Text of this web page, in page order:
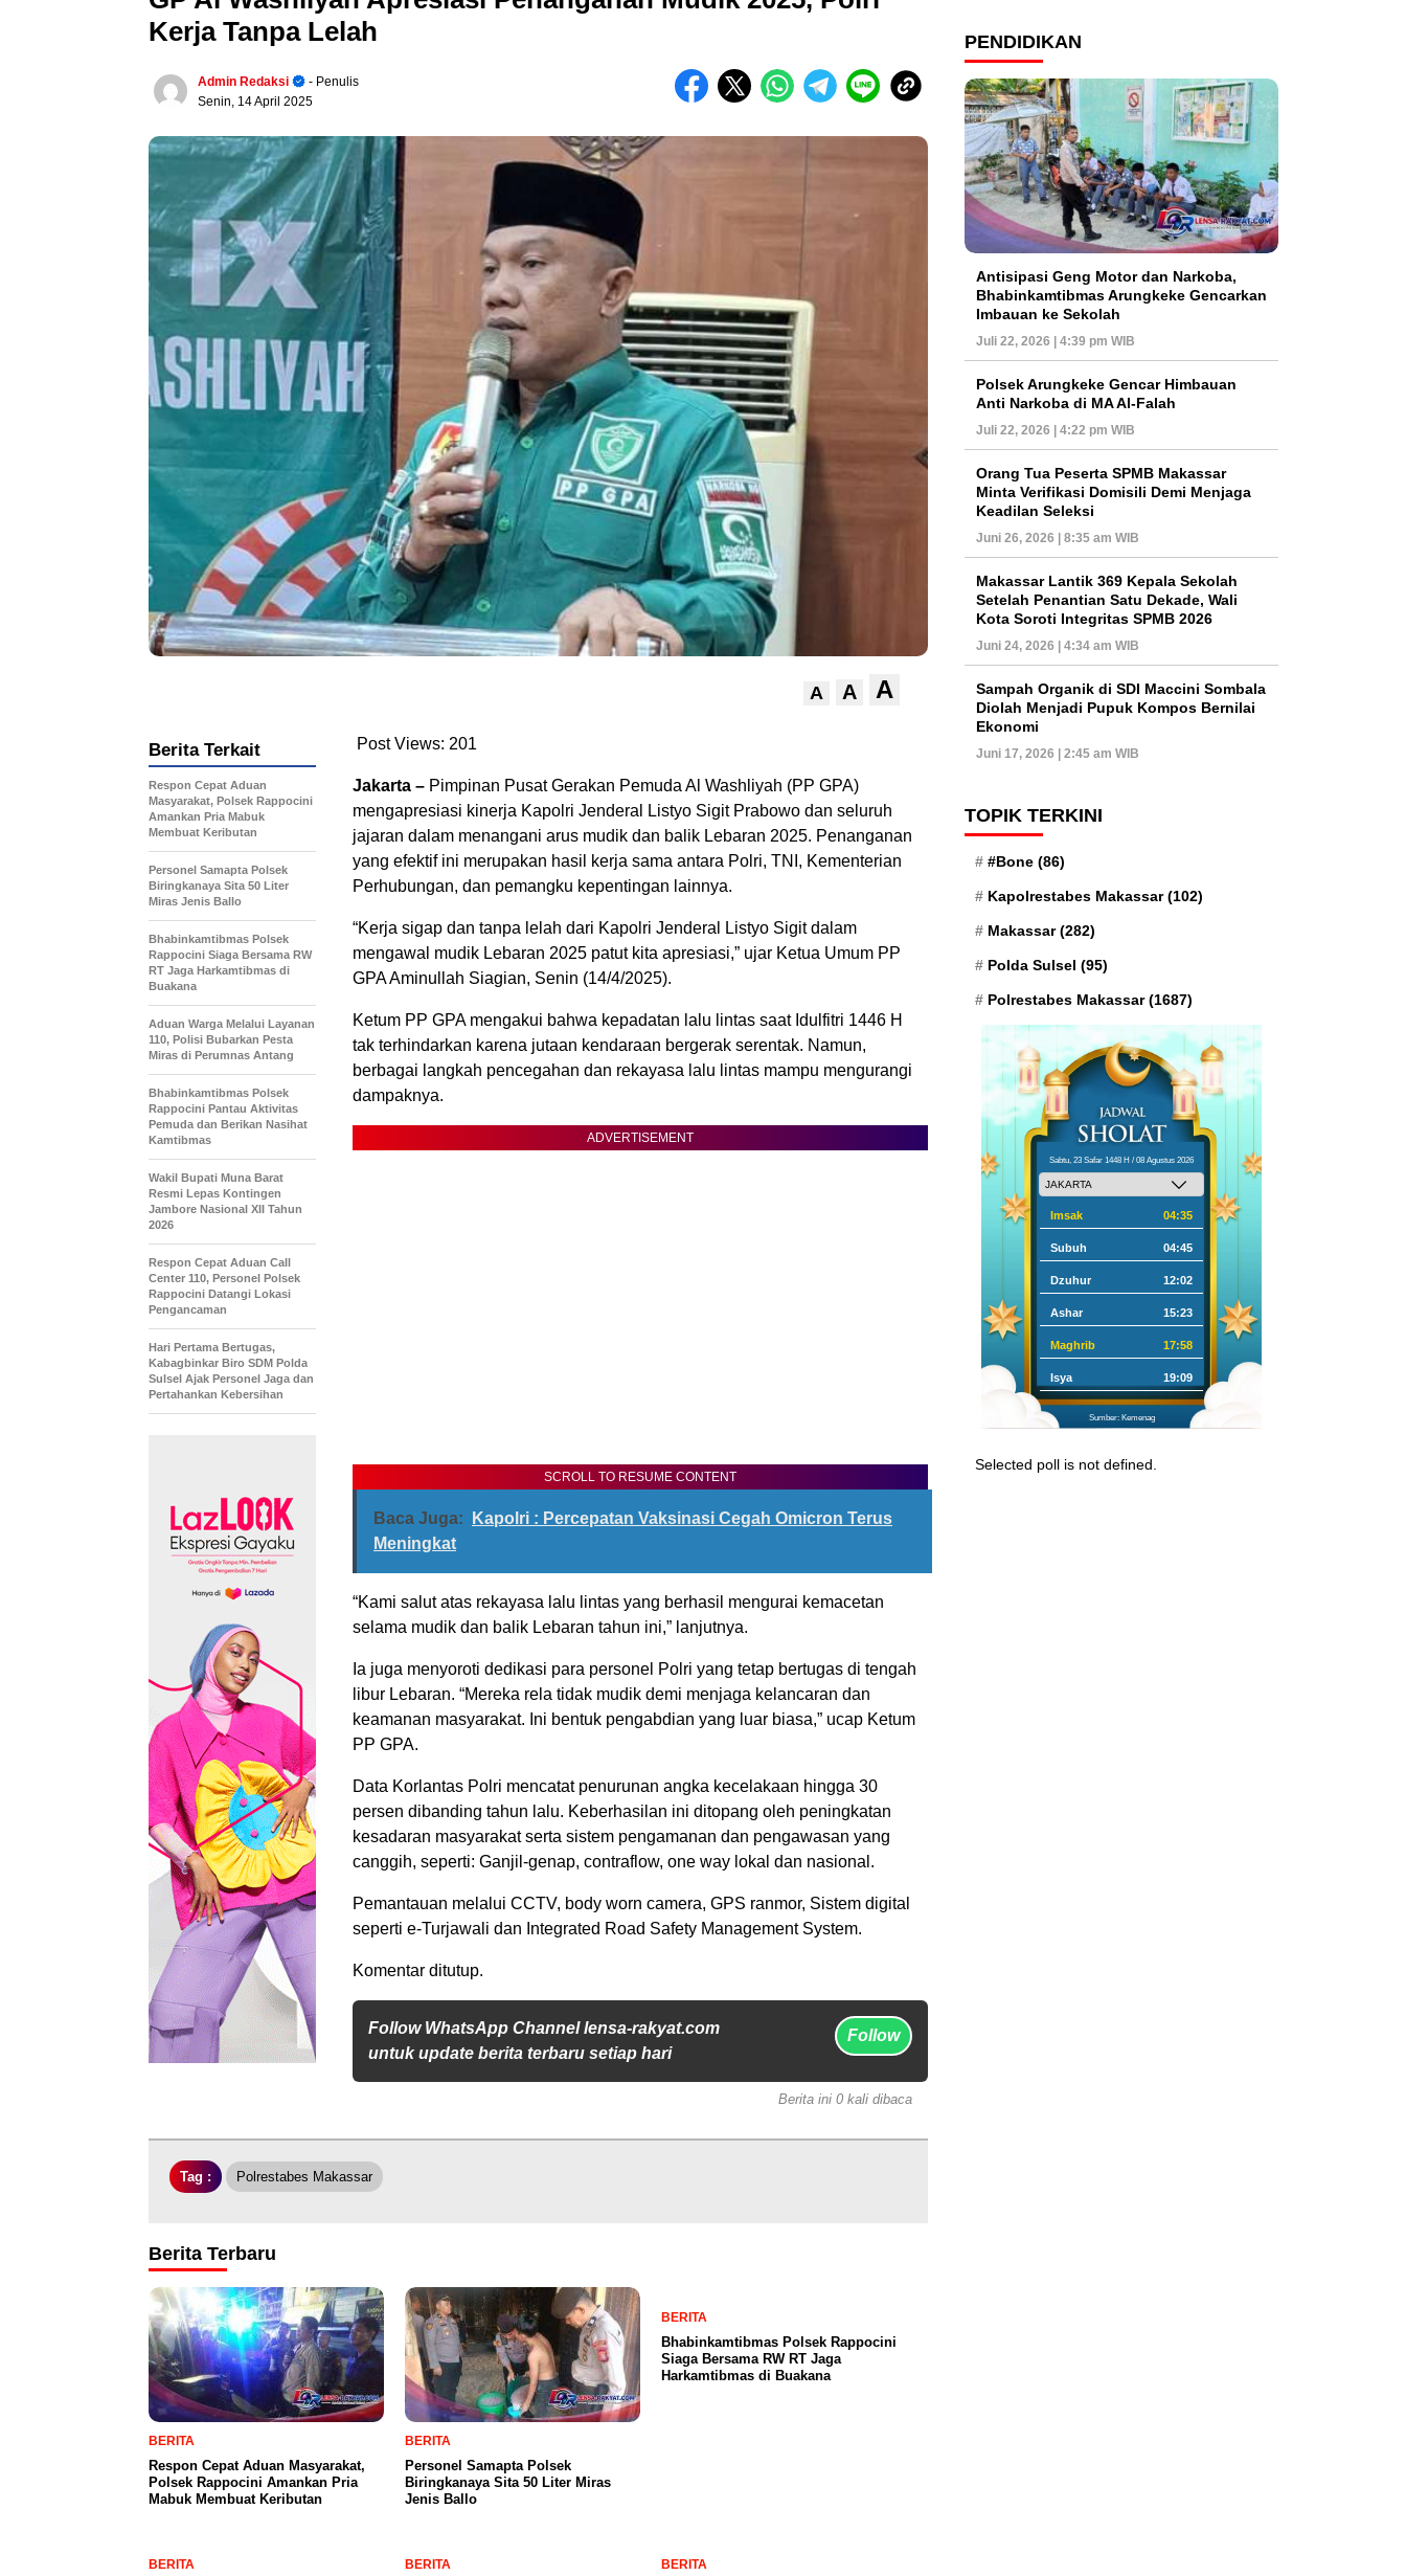
Kerja Tanpa Lelah
Admin Redaksi
- Penulis
Senin, 14 April 2025
A A A
Post Views: 201
Jakarta – Pimpinan Pusat Gerakan Pemuda Al Washliyah (PP GPA)
mengapresiasi kinerja Kapolri Jenderal Listyo Sigit Prabowo dan seluruh
jajaran dalam menangani arus mudik dan balik Lebaran 2025. Penanganan
yang efektif ini merupakan hasil kerja sama antara Polri, TNI, Kementerian
Perhubungan, dan pemangku kepentingan lainnya.
“Kerja sigap dan tanpa lelah dari Kapolri Jenderal Listyo Sigit dalam
mengawal mudik Lebaran 2025 patut kita apresiasi,” ujar Ketua Umum PP
GPA Aminullah Siagian, Senin (14/4/2025).
Ketum PP GPA mengakui bahwa kepadatan lalu lintas saat Idulfitri 1446 H
tak terhindarkan karena jutaan kendaraan bergerak serentak. Namun,
berbagai langkah pencegahan dan rekayasa lalu lintas mampu mengurangi
dampaknya.
ADVERTISEMENT
SCROLL TO RESUME CONTENT
Baca Juga:
Kapolri : Percepatan Vaksinasi Cegah Omicron Terus
Meningkat
“Kami salut atas rekayasa lalu lintas yang berhasil mengurai kemacetan
selama mudik dan balik Lebaran tahun ini,” lanjutnya.
Ia juga menyoroti dedikasi para personel Polri yang tetap bertugas di tengah
libur Lebaran. “Mereka rela tidak mudik demi menjaga kelancaran dan
keamanan masyarakat. Ini bentuk pengabdian yang luar biasa,” ucap Ketum
PP GPA.
Data Korlantas Polri mencatat penurunan angka kecelakaan hingga 30
persen dibanding tahun lalu. Keberhasilan ini ditopang oleh peningkatan
kesadaran masyarakat serta sistem pengamanan dan pengawasan yang
canggih, seperti: Ganjil-genap, contraflow, one way lokal dan nasional.
Pemantauan melalui CCTV, body worn camera, GPS ranmor, Sistem digital
seperti e-Turjawali dan Integrated Road Safety Management System.
Komentar ditutup.
Follow WhatsApp Channel lensa-rakyat.com
untuk update berita terbaru setiap hari
Follow
Berita Terkait
Respon Cepat Aduan
Masyarakat, Polsek Rappocini
Amankan Pria Mabuk
Membuat Keributan
Personel Samapta Polsek
Biringkanaya Sita 50 Liter
Miras Jenis Ballo
Bhabinkamtibmas Polsek
Rappocini Siaga Bersama RW
RT Jaga Harkamtibmas di
Buakana
Aduan Warga Melalui Layanan
110, Polisi Bubarkan Pesta
Miras di Perumnas Antang
Bhabinkamtibmas Polsek
Rappocini Pantau Aktivitas
Pemuda dan Berikan Nasihat
Kamtibmas
Wakil Bupati Muna Barat
Resmi Lepas Kontingen
Jambore Nasional XII Tahun
2026
Respon Cepat Aduan Call
Center 110, Personel Polsek
Rappocini Datangi Lokasi
Pengancaman
Hari Pertama Bertugas,
Kabagbinkar Biro SDM Polda
Sulsel Ajak Personel Jaga dan
Pertahankan Kebersihan
Berita ini 0 kali dibaca
Tag : Polrestabes Makassar
Berita Terbaru
BERITA
Respon Cepat Aduan Masyarakat,
Polsek Rappocini Amankan Pria
Mabuk Membuat Keributan
BERITA
Personel Samapta Polsek
Biringkanaya Sita 50 Liter Miras
Jenis Ballo
BERITA
Bhabinkamtibmas Polsek Rappocini
Siaga Bersama RW RT Jaga
Harkamtibmas di Buakana
BERITA BERITA BERITA
PENDIDIKAN
Antisipasi Geng Motor dan Narkoba,
Bhabinkamtibmas Arungkeke Gencarkan
Imbauan ke Sekolah
Juli 22, 2026 | 4:39 pm WIB
Polsek Arungkeke Gencar Himbauan
Anti Narkoba di MA Al-Falah
Juli 22, 2026 | 4:22 pm WIB
Orang Tua Peserta SPMB Makassar
Minta Verifikasi Domisili Demi Menjaga
Keadilan Seleksi
Juni 26, 2026 | 8:35 am WIB
Makassar Lantik 369 Kepala Sekolah
Setelah Penantian Satu Dekade, Wali
Kota Soroti Integritas SPMB 2026
Juni 24, 2026 | 4:34 am WIB
Sampah Organik di SDI Maccini Sombala
Diolah Menjadi Pupuk Kompos Bernilai
Ekonomi
Juni 17, 2026 | 2:45 am WIB
TOPIK TERKINI
#Bone (86)
Kapolrestabes Makassar(102)
Makassar(282)
Polda Sulsel (95)
Polrestabes Makassar(1687)
Sabtu, 23 Safar 1448 H / 08 Agustus 2026
Imsak 04:35
Subuh 04:45
Dzuhur 12:02
Ashar 15:23
Maghrib 17:58
Isya 19:09
Sumber: Kemenag
Selected poll is not defined.